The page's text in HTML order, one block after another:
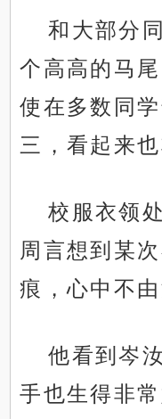
和大部分
个高高的马
使在多数同
三，看起来
校服衣领
周言想到某
痕，心中不
他看到岑
手也生得非